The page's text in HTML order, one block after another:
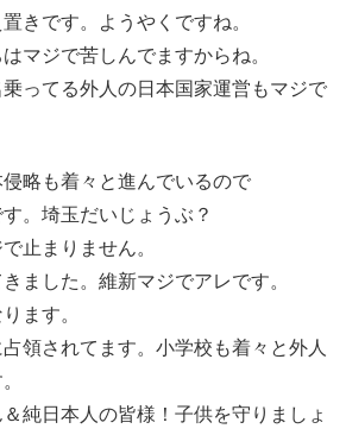
きです。ようやくですね。
マジで苦しんでますからね。
ってる外人の日本国家運営もマジで
略も着々と進んでいるので
。埼玉だいじょうぶ？
止まりません。
ました。維新マジでアレです。
ます。
領されてます。小学校も着々と外人
純日本人の皆様！子供を守りましょ